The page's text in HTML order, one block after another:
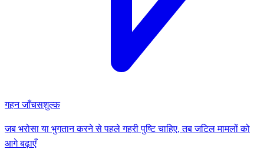
गहन जाँचसशुल्क
जब भरोसा या भुगतान करने से पहले गहरी पुष्टि चाहिए, तब जटिल मामलों को
आगे बढ़ाएँ